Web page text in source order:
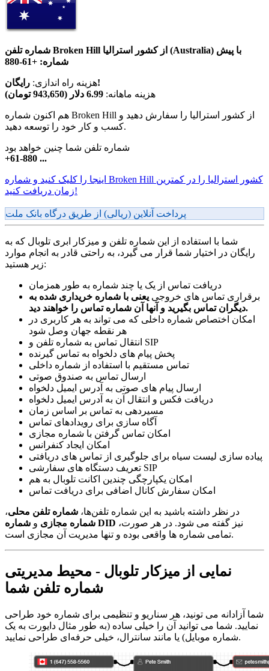
شماره تلفن Broken Hill از کشور استرالیا (Australia) با پیش
شماره: +61-880
هزینه راه اندازی:رایگان!
هزینه ماهانه: 6.99 دلار (943,650 تومان)
هم اکنون شماره Broken Hill از کشور استرالیا را سفارش دهید و
کسب و کار خود را توسعه دهید.
شماره تلفن شما چنین خواهد بود
+61-880 ...
اینجا را کلیک کنید و شماره Broken Hill کشور استرالیا را در کمترین
زمان دریافت کنید!
پرداخت آنلاین (ریالی) از طریق درگاه بانک ملت
شما با استفاده از این شماره تلفن و میزکار ابری تلوبال که به
رایگان در اختیار شما قرار می گیرد، به راحتی قادر به انجام موارد
زیر هستید:
دریافت تماس از یک یا چند شماره به طور همزمان
برقراری تماس های خروجی یعنی با شماره خریداری شده به
دیگران تماس بگیرید و آنها آن شماره تماس را خواهند دید.
امکان اختصاص شماره داخلی که می تواند به هر کاربری در
هر نقطه جهان وصل شود
انتقال تماس به شماره تلفن و SIP
پخش پیام های دلخواه به تماس گیرنده
تماس مستقیم با استفاده از شماره داخلی
ارسال تماس به صندوق صوتی
ارسال پیام های صوتی به آدرس ایمیل دلخواه
دریافت فکس و انتقال آن به آدرس ایمیل دلخواه
مسیردهی به تماس بر اساس زمان
آگاه سازی برای رویدادهای تماس
امکان تماس گرفتن با شماره مجازی
امکان ایجاد کنفرانس
پیاده سازی لیست سیاه برای جلوگیری از تماس های دریافتی
تعریف دستگاه های سفارشی SIP
امکان یکپارچگی چندین اکانت تلوبال به هم
امکان سفارش کانال اضافی برای دریافت تماس
در نظر داشته باشید به این شماره تلفن‌ها، شماره تلفن محلی،
شماره مجازی و شماره DID
تمامی شماره ها واقعی بوده و تنها مدیریت آن مجازی است.
نمایی از میزکار تلوبال - محیط مدیریتی
شماره تلفن شما
شما آزادانه می تونید، هر سناریو و تنظیمی برای شماره خود طراحی
نمایید. شما می توانید آن را خیلی ساده (به طور مثال دایورت به یک
شماره موبایل) یا مانند سانترال، خیلی حرفه‌ای طراحی نمایید.